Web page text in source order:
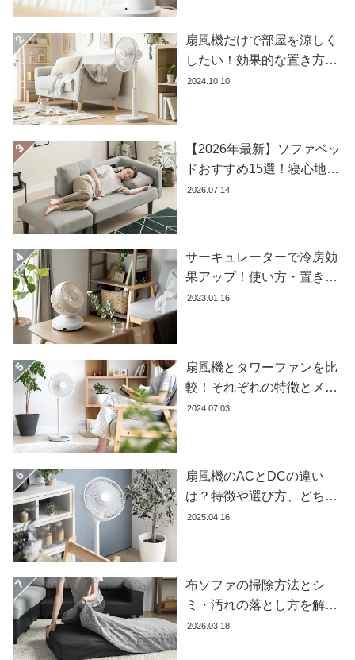
扇風機だけで部屋を涼しく
したい！効果的な置き方と
おすすめ商品を紹介します
2024.10.10
【2026年最新】ソファベッ
ドおすすめ15選！寝心地で
失敗しない選び方
2026.07.14
サーキュレーターで冷房効
果アップ！使い方・置き場
所・風向きを徹底解説
2023.01.16
扇風機とタワーファンを比
較！それぞれの特徴とメリ
ット・デメリットを解説し
2024.07.03
扇風機のACとDCの違い
は？特徴や選び方、どちら
が良いかを徹底解説【おす
2025.04.16
布ソファの掃除方法とシ
ミ・汚れの落とし方を解説
【自分でできる】
2026.03.18